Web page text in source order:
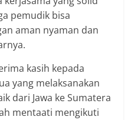
pemudik bisa
aman nyaman dan
kasih kepada
yang melaksanakan
dari Jawa ke Sumatera
mentaati mengikuti